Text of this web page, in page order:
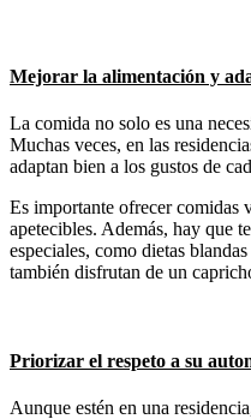
Mejorar la alimentación y
La comida no solo es una
Muchas veces, en las
adaptan bien a los gustos de
Es importante ofrecer comidas
apetecibles. Además, hay que
especiales, como dietas
también disfrutan de un
Priorizar el respeto a su
Aunque estén en una